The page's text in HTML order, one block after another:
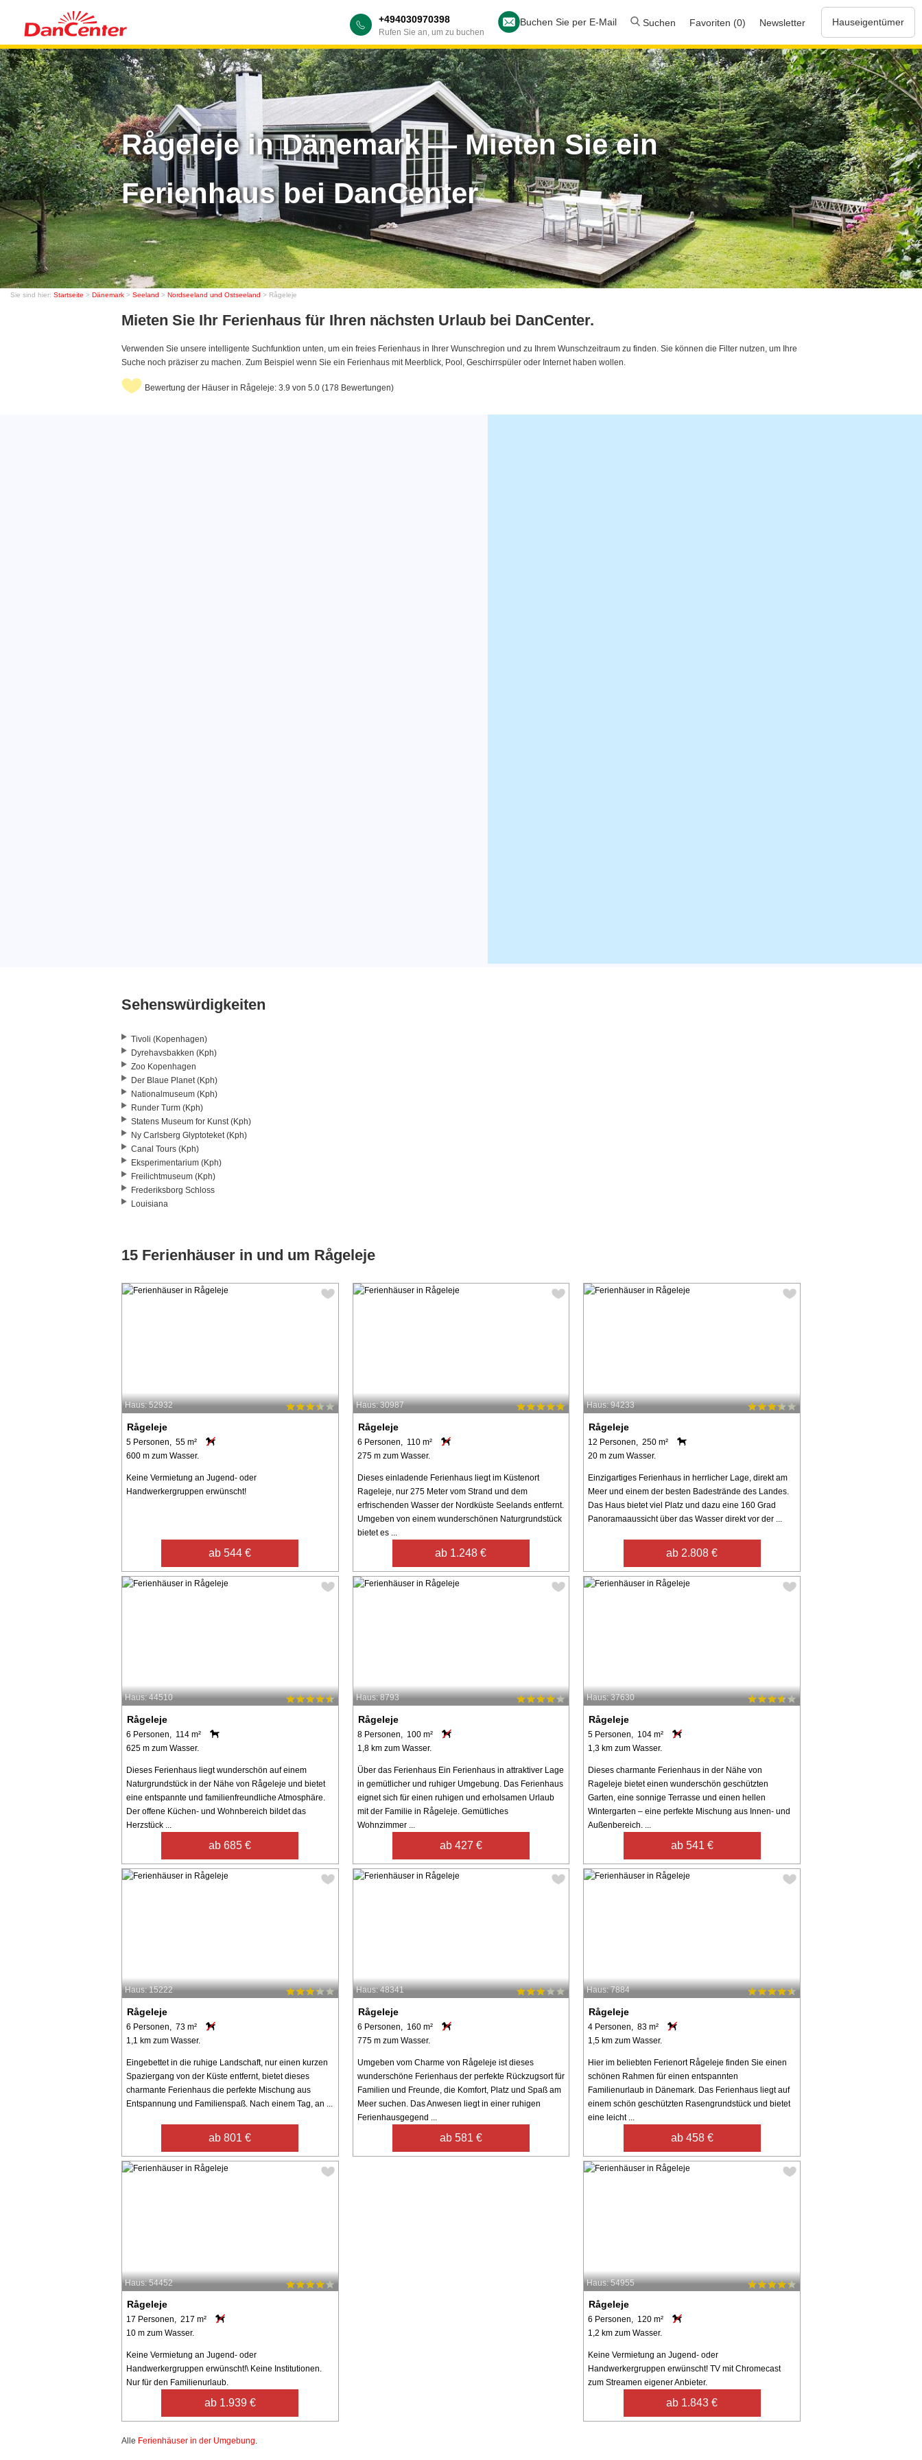
+494030970398
Rufen Sie an, um zu buchen
Buchen Sie per E-Mail Suchen Favoriten (0) Newsletter Hauseigentümer
Rågeleje in Dänemark — Mieten Sie ein
Ferienhaus bei DanCenter
Sie sind hier: Startseite > Dänemark > Seeland > Nordseeland und Ostseeland > Rågeleje
Mieten Sie Ihr Ferienhaus für Ihren nächsten Urlaub bei DanCenter.
Verwenden Sie unsere intelligente Suchfunktion unten, um ein freies Ferienhaus in Ihrer Wunschregion und zu Ihrem Wunschzeitraum zu finden. Sie können die Filter nutzen, um Ihre
Suche noch präziser zu machen. Zum Beispiel wenn Sie ein Ferienhaus mit Meerblick, Pool, Geschirrspüler oder Internet haben wollen.
Bewertung der Häuser in Rågeleje: 3.9 von 5.0 (178 Bewertungen)
Sehenswürdigkeiten
Tivoli (Kopenhagen)
Dyrehavsbakken (Kph)
Zoo Kopenhagen
Der Blaue Planet (Kph)
Nationalmuseum (Kph)
Runder Turm (Kph)
Statens Museum for Kunst (Kph)
Ny Carlsberg Glyptoteket (Kph)
Canal Tours (Kph)
Eksperimentarium (Kph)
Freilichtmuseum (Kph)
Frederiksborg Schloss
Louisiana
15 Ferienhäuser in und um Rågeleje
Haus: 52932
Rågeleje
5 Personen, 55 m²
600 m zum Wasser.
Keine Vermietung an Jugend- oder
Handwerkergruppen erwünscht!
ab 544 €
Haus: 30987
Rågeleje
6 Personen, 110 m²
275 m zum Wasser.
Dieses einladende Ferienhaus liegt im Küstenort
Rageleje, nur 275 Meter vom Strand und dem
erfrischenden Wasser der Nordküste Seelands entfernt.
Umgeben von einem wunderschönen Naturgrundstück
bietet es ...
ab 1.248 €
Haus: 94233
Rågeleje
12 Personen, 250 m²
20 m zum Wasser.
Einzigartiges Ferienhaus in herrlicher Lage, direkt am
Meer und einem der besten Badestrände des Landes.
Das Haus bietet viel Platz und dazu eine 160 Grad
Panoramaaussicht über das Wasser direkt vor der ...
ab 2.808 €
Haus: 44510
Rågeleje
6 Personen, 114 m²
625 m zum Wasser.
Dieses Ferienhaus liegt wunderschön auf einem
Naturgrundstück in der Nähe von Rågeleje und bietet
eine entspannte und familienfreundliche Atmosphäre.
Der offene Küchen- und Wohnbereich bildet das
Herzstück ...
ab 685 €
Haus: 8793
Rågeleje
8 Personen, 100 m²
1,8 km zum Wasser.
Über das Ferienhaus Ein Ferienhaus in attraktiver Lage
in gemütlicher und ruhiger Umgebung. Das Ferienhaus
eignet sich für einen ruhigen und erholsamen Urlaub
mit der Familie in Rågeleje. Gemütliches
Wohnzimmer ...
ab 427 €
Haus: 37630
Rågeleje
5 Personen, 104 m²
1,3 km zum Wasser.
Dieses charmante Ferienhaus in der Nähe von
Rageleje bietet einen wunderschön geschützten
Garten, eine sonnige Terrasse und einen hellen
Wintergarten – eine perfekte Mischung aus Innen- und
Außenbereich. ...
ab 541 €
Haus: 15222
Rågeleje
6 Personen, 73 m²
1,1 km zum Wasser.
Eingebettet in die ruhige Landschaft, nur einen kurzen
Spaziergang von der Küste entfernt, bietet dieses
charmante Ferienhaus die perfekte Mischung aus
Entspannung und Familienspaß. Nach einem Tag, an ...
ab 801 €
Haus: 48341
Rågeleje
6 Personen, 160 m²
775 m zum Wasser.
Umgeben vom Charme von Rågeleje ist dieses
wunderschöne Ferienhaus der perfekte Rückzugsort für
Familien und Freunde, die Komfort, Platz und Spaß am
Meer suchen. Das Anwesen liegt in einer ruhigen
Ferienhausgegend ...
ab 581 €
Haus: 7884
Rågeleje
4 Personen, 83 m²
1,5 km zum Wasser.
Hier im beliebten Ferienort Rågeleje finden Sie einen
schönen Rahmen für einen entspannten
Familienurlaub in Dänemark. Das Ferienhaus liegt auf
einem schön geschützten Rasengrundstück und bietet
eine leicht ...
ab 458 €
Haus: 54452
Rågeleje
17 Personen, 217 m²
10 m zum Wasser.
Keine Vermietung an Jugend- oder
Handwerkergruppen erwünscht!\ Keine Institutionen.
Nur für den Familienurlaub.
ab 1.939 €
Haus: 54955
Rågeleje
6 Personen, 120 m²
1,2 km zum Wasser.
Keine Vermietung an Jugend- oder
Handwerkergruppen erwünscht! TV mit Chromecast
zum Streamen eigener Anbieter.
ab 1.843 €
Alle Ferienhäuser in der Umgebung